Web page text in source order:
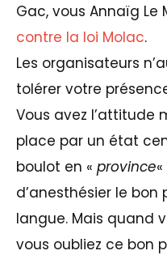
Gac, vous Annaïg Le
contre la loi Molac.
Les organisateurs
tolérer votre
Vous avez l’attitude
place par un état
boulot en « province
d’anesthésier le
langue. Mais quand
vous oubliez ce bon